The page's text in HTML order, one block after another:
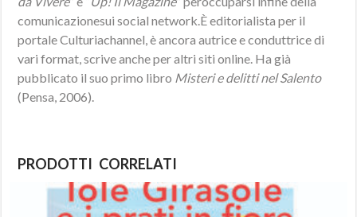
comunicazionesui social network.È editorialista per il
portale Culturiachannel, è ancora autrice e conduttrice di
vari format, scrive anche per altri siti online. Ha già
pubblicato il suo primo libro Misteri e delitti nel Salento
(Pensa, 2006).
PRODOTTI CORRELATI